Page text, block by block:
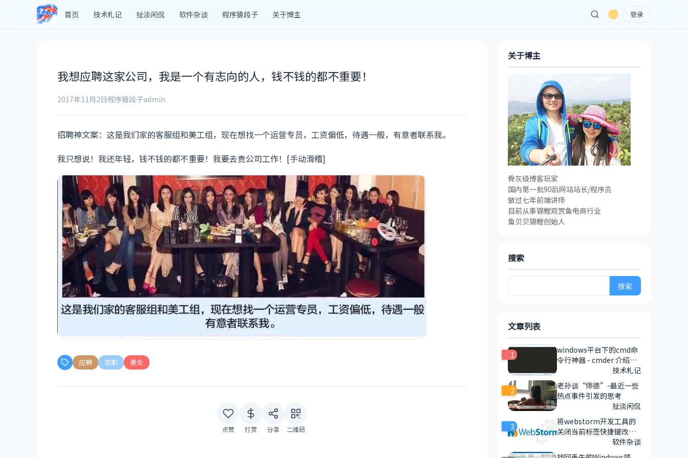
首页 技术札记 扯淡闲侃 软件杂谈 程序猿段子 关于博主 登录
我想应聘这家公司，我是一个有志向的人，钱不钱的都不重要！
2017年11月2日程序猿段子admin
招聘神文案：这是我们家的客服组和美工组，现在想找一个运营专员，工资偏低，待遇一般，有意者联系我。
我只想说！我还年轻，钱不钱的都不重要！我要去贵公司工作！[手动滑稽]
应聘 求职 美女
点赞 打赏 分享 二维码
关于博主
骨灰级博客玩家
国内第一批90后网站站长/程序员
做过七年前端讲师
目前从事锦鲤观赏鱼电商行业
鱼贝贝锦鲤创始人
搜索
搜
文章列表
1
windows平台下的cmd命
令行神器 - cmder 介绍与
技术札记
2
老孙谈“师德”-最近一些
热点事件引发的思考
扯淡闲侃
3
将webstorm开发工具的
关闭当前标签快捷键改为c
软件杂谈